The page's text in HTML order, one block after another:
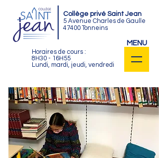
MENU
Collège privé Saint Jean
5 Avenue Charles de Gaulle
47400 Tonneins
Horaires de cours :
8H30 - 16H55
Lundi, mardi, jeudi, vendredi
Le CDI, Centre de Documentation et
d’Information du collège, est un espace
d’accueil pour tous les élèves de
l’établissement.
Que peut-on faire au CDI ?